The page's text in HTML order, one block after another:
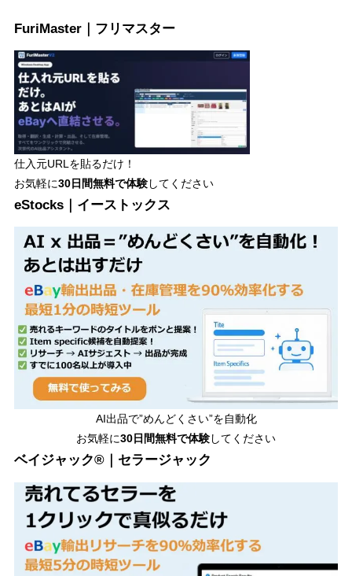
FuriMaster｜フリマスター
仕入元URLを貼るだけ！
お気軽に30日間無料で体験してください
eStocks｜イーストックス
AI出品で”めんどくさい”を自動化
お気軽に30日間無料で体験してください
ベイジャック®｜セラージャック